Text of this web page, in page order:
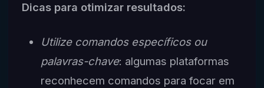
Dicas para otimizar resultados:
Utilize comandos específicos ou
palavras-chave: algumas plataformas
reconhecem comandos para focar em